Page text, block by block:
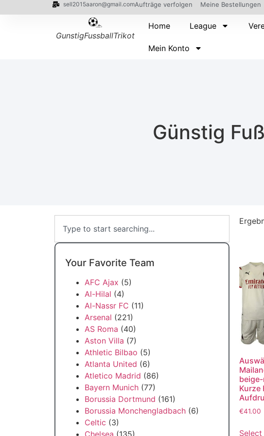
sell2015aaron@gmail.comAufträge verfolgen Meine Bestellungen
GunstigFussballTrikot
Home League
Mein Konto
Günstig
Your Favorite Team
AFC Ajax (5)
Al-Hilal (4)
Al-Nassr FC (11)
Arsenal (221)
AS Roma (40)
Aston Villa (7)
Athletic Bilbao (5)
Atlanta United (6)
Atletico Madrid (86)
Bayern Munich (77)
Borussia Dortmund (161)
Borussia Monchengladbach (6)
Celtic (3)
Chelsea (135)
Kurze
€41.00